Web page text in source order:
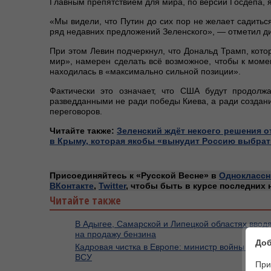
«Мы видели, что Путин до сих пор не желает
ряд недавних предложений Зеленского», — отметил
При этом Левин подчеркнул, что Дональд Трамп,
мир», намерен сделать всё возможное, чтобы к
находилась в «максимально сильной позиции».
Фактически это означает, что США будут
разведданными не ради победы Киева, а ради
переговоров.
Читайте также:Зеленский ждёт некоего решения
в Крыму, которая якобы «вынудит Россию
Присоединяйтесь к «Русской Весне» в
ВКонтакте, Twitter, чтобы быть в курсе последних
Читайте также
В Адыгее, Самарской и Липецкой областях
на продажу бензина
Кадровая чистка в Европе: министр войны США
ВСУ